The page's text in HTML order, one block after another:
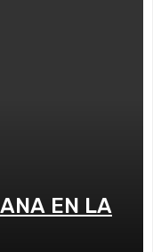
EN LA